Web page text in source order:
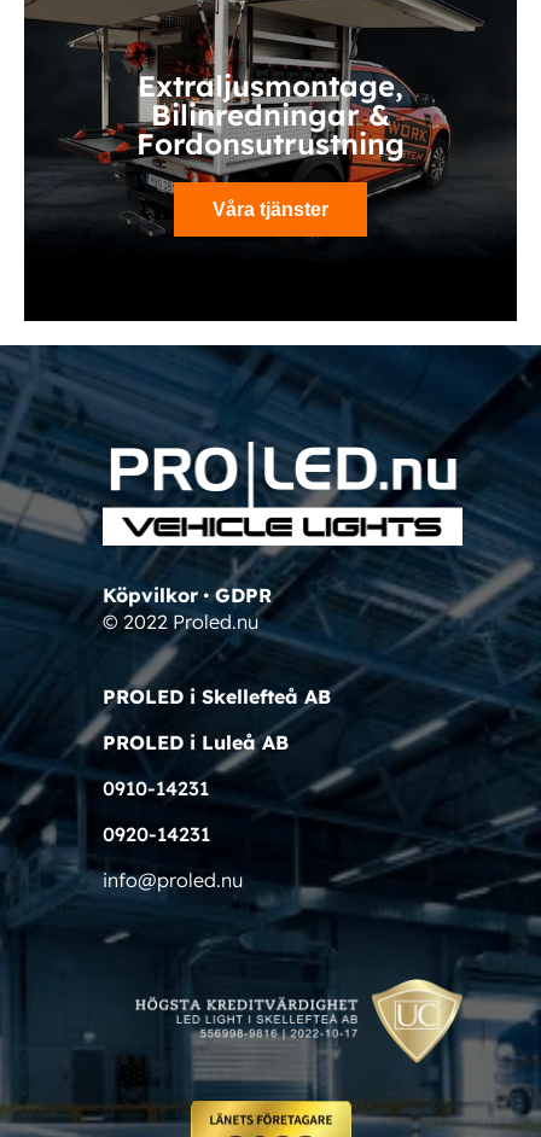
Extraljusmontage,
Bilinredningar &
Fordonsutrustning
Våra tjänster
Köpvilkor•GDPR
© 2022 Proled.nu
PROLED i Skellefteå AB
PROLED i Luleå AB
0910-14231
0920-14231
info@proled.nu